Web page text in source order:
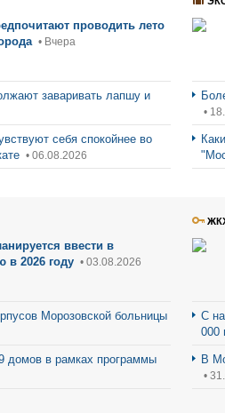
проводить лето
• Вчера
заваривать лапшу и
себя спокойнее во
• 06.08.2026
•
ввести в
в 2026 году • 03.08.2026
Морозовской больницы
домов в рамках программы
С
000
В
•